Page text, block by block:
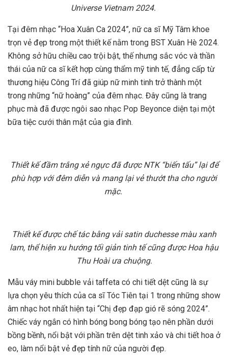
Universe Vietnam 2024.
Tại đêm nhạc “Hoa Xuân Ca 2024”, nữ ca sĩ Mỹ Tâm khoe
trọn vẻ đẹp trong một thiết kế nằm trong BST Xuân Hè 2024.
Không sở hữu chiều cao trội bật, thế nhưng sắc vóc và thần
thái của nữ ca sĩ kết hợp cùng thẩm mỹ tinh tế, đẳng cấp từ
thương hiệu Công Trí đã giúp nữ minh tinh trở thành một
trong những “nữ hoàng” của đêm nhạc. Đây cũng là trang
phục mà đã được ngôi sao nhạc Pop Beyonce diện tại một
bữa tiệc cưới thân mật của gia đình.
Thiết kế đầm trắng xẻ ngực đã được NTK “biến tấu” lại để
phù hợp với đêm diễn và mang lại vẻ thướt tha cho người
mặc.
Thiết kế được chế tác bằng vải satin duchesse màu xanh
lam, thể hiện xu hướng tối giản tinh tế cũng được Hoa hậu
Thu Hoài ưa chuộng.
Mẫu váy mini bubble vải taffeta có chi tiết dệt cũng là sự
lựa chọn yêu thích của ca sĩ Tóc Tiên tại 1 trong những show
âm nhạc hot nhất hiện tại “Chị đẹp đạp gió rẽ sóng 2024”.
Chiếc váy ngắn có hình bóng bong bóng tạo nên phần dưới
bồng bềnh, nổi bật với phần trên dệt tinh xảo và chi tiết hoa ở
eo, làm nổi bật vẻ đẹp tính nữ của người đẹp.